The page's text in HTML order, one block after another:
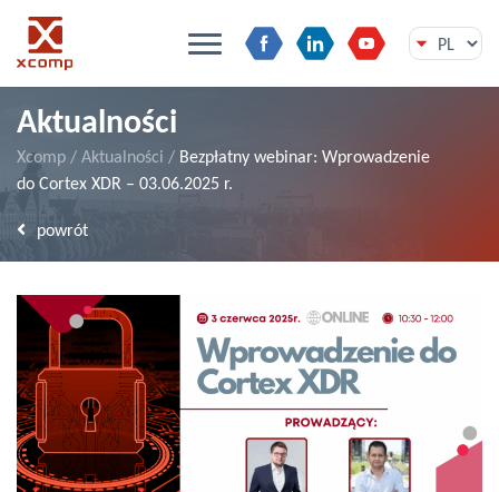
treści
Aktualności
Xcomp / Aktualności / Bezpłatny webinar: Wprowadzenie
do Cortex XDR – 03.06.2025 r.
powrót